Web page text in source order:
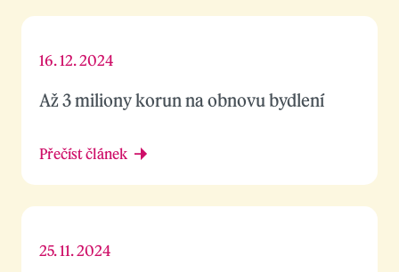
Až 3 miliony korun na obnovu bydlení
16. 12. 2024
Přečíst článek
25. 11. 2024